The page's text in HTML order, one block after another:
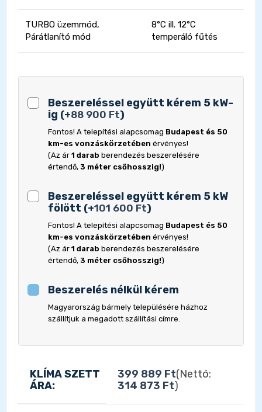
TURBO üzemmód,
Párátlanító mód
8°C ill. 12°C
temperáló fűtés
Beszereléssel együtt kérem 5 kW-
ig (+88 900 Ft)
Fontos! A telepítési alapcsomag Budapest és 50
km-es vonzáskörzetében érvényes!
(Az ár 1 darab berendezés beszerelésére
értendő, 3 méter csőhosszig!)
Beszereléssel együtt kérem 5 kW
fölött (+101 600 Ft)
Fontos! A telepítési alapcsomag Budapest és 50
km-es vonzáskörzetében érvényes!
(Az ár 1 darab berendezés beszerelésére
értendő, 3 méter csőhosszig!)
Beszerelés nélkül kérem
Magyarország bármely településére házhoz
szállítjuk a megadott szállítási címre.
KLÍMA SZETT
ÁRA:
399 889 Ft(Nettó:
314 873 Ft)